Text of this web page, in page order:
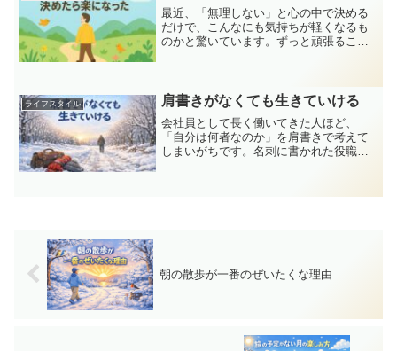
最近、「無理しない」と心の中で決める
だけで、こんなにも気持ちが軽くなるも
のかと驚いています。ずっと頑張ること
のかもしれません。同じ世代の方にも、
少しでも気持ちが楽になる...
ライフスタイル 肩書きがなくても生きていける
会社員として長く働いてきた人ほど、
「自分は何者なのか」を肩書きで考えて
しまいがちです。名刺に書かれた役職、
朝の散歩が一番のぜいたくな理由